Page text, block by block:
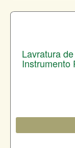
Lavratura
Instrumento